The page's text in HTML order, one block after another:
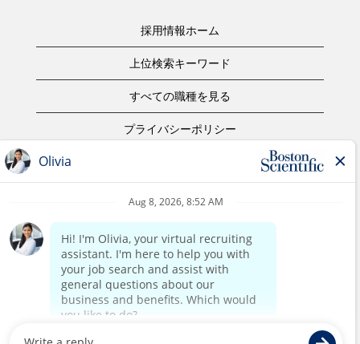
採用情報ホーム
上位検索キーワード
すべての職種を見る
プライバシーポリシー
ボストン・サイエンティフィックウェブサイトホーム